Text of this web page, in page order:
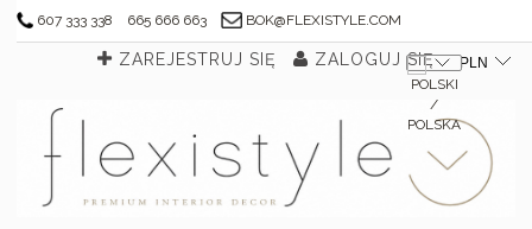
607 333 338 665 666 663 BOK@FLEXISTYLE.COM
ZAREJESTRUJ SIĘ ZALOGUJ SIĘ